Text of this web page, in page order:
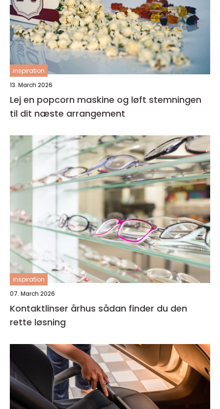
inspiration
13. March 2026
Lej en popcorn maskine og løft stemningen
til dit næste arrangement
inspiration
07. March 2026
Kontaktlinser århus sådan finder du den
rette løsning